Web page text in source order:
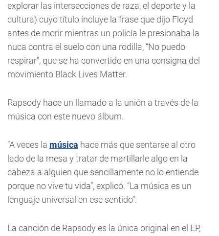
explorar las intersecciones de raza, el deporte y la
cultura) cuyo título incluye la frase que dijo Floyd
antes de morir mientras un policía le presionaba la
nuca contra el suelo con una rodilla, “No puedo
respirar”, que se ha convertido en una consigna del
movimiento Black Lives Matter.
Rapsody hace un llamado a la unión a través de la
música con este nuevo álbum.
“A veces la música hace más que sentarse al otro
lado de la mesa y tratar de martillarle algo en la
cabeza a alguien que sencillamente no lo entiende
porque no vive tu vida”, explicó. “La música es un
lenguaje universal en ese sentido”.
La canción de Rapsody es la única original en el EP,